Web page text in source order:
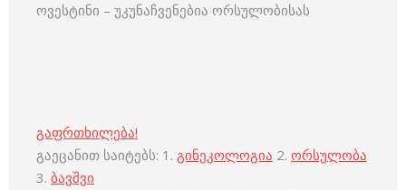
ოვესტინი – უკუნაჩვენებია ორსულობისას
გაფრთხილება!
გაეცანით საიტებს: 1. გინეკოლოგია 2. ორსულობა
3. ბავშვი